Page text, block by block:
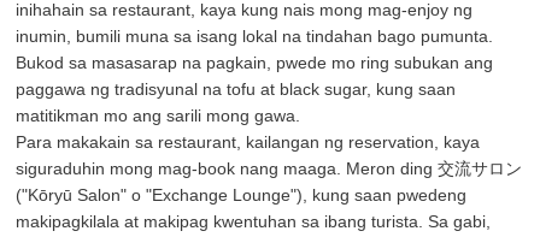
inihahain sa restaurant, kaya kung nais mong mag-enjoy ng
inumin, bumili muna sa isang lokal na tindahan bago pumunta.
Bukod sa masasarap na pagkain, pwede mo ring subukan ang
paggawa ng tradisyunal na tofu at black sugar, kung saan
matitikman mo ang sarili mong gawa.
Para makakain sa restaurant, kailangan ng reservation, kaya
siguraduhin mong mag-book nang maaga. Meron ding 交流サロン
("Kōryū Salon" o "Exchange Lounge"), kung saan pwedeng
makipagkilala at makipag kwentuhan sa ibang turista. Sa gabi,